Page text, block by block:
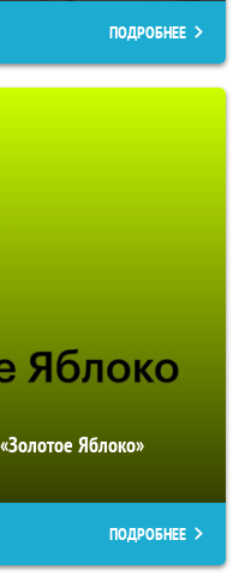
ПОДРОБНЕЕ
Яблоко»
ПОДРОБНЕЕ